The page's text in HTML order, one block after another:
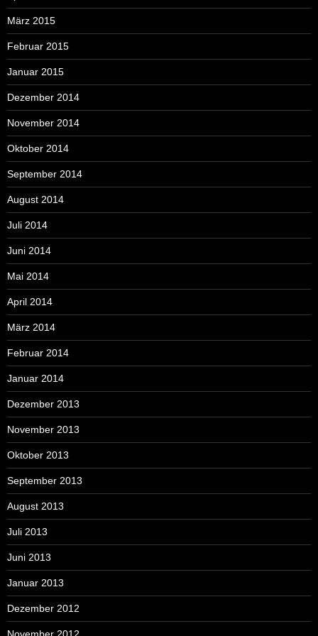
März 2015
Februar 2015
Januar 2015
Dezember 2014
November 2014
Oktober 2014
September 2014
August 2014
Juli 2014
Juni 2014
Mai 2014
April 2014
März 2014
Februar 2014
Januar 2014
Dezember 2013
November 2013
Oktober 2013
September 2013
August 2013
Juli 2013
Juni 2013
Januar 2013
Dezember 2012